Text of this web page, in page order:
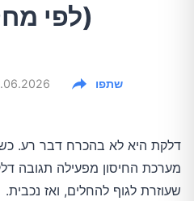
(לפי
שתפו
דלקת היא לא בהכרח דבר רע.
מערכת החיסון מפעילה תגובה
שעוזרת לגוף להחלים, ואז נכבית.